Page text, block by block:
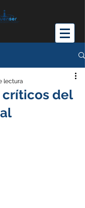
críticos del
lectura